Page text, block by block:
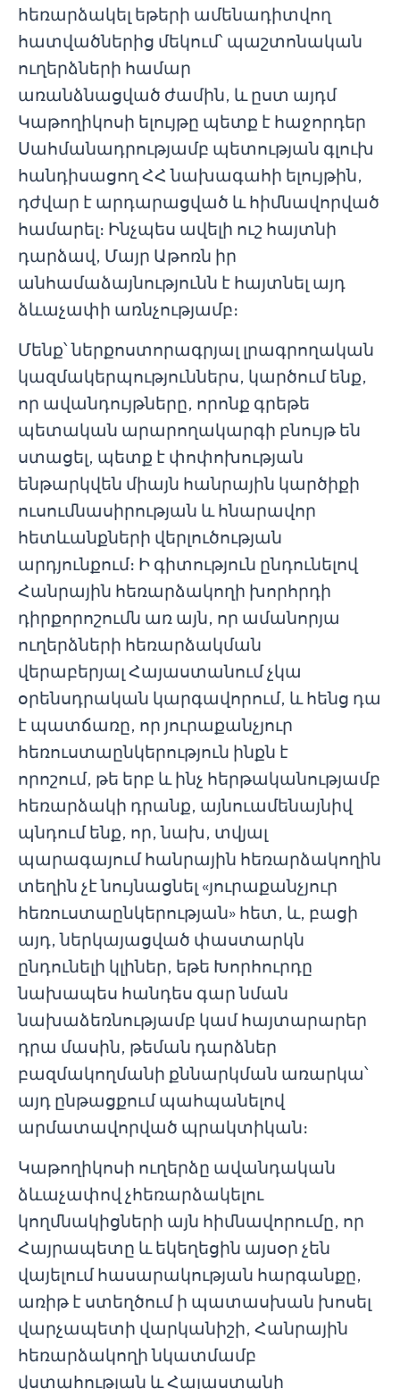
հեռարձակել եթերի ամենադիտվող
հատվածներից մեկում՝ պաշտոնական
ուղերձների համար
առանձնացված ժամին, և ըստ այդմ
Կաթողիկոսի ելույթը պետք է հաջորդեր
Սահմանադրությամբ պետության գլուխ
հանդիսացող ՀՀ նախագահի ելույթին,
դժվար է արդարացված և հիմնավորված
համարել։ Ինչպես ավելի ուշ հայտնի
դարձավ, Մայր Աթոռն իր
անհամաձայնությունն է հայտնել այդ
ձևաչափի առնչությամբ։
Մենք՝ ներքոստորագրյալ լրագրողական
կազմակերպություններս, կարծում ենք,
որ ավանդույթները, որոնք գրեթե
պետական արարողակարգի բնույթ են
ստացել, պետք է փոփոխության
ենթարկվեն միայն հանրային կարծիքի
ուսումնասիրության և հնարավոր
հետևանքների վերլուծության
արդյունքում։ Ի գիտություն ընդունելով
Հանրային հեռարձակողի խորհրդի
դիրքորոշումն առ այն, որ ամանորյա
ուղերձների հեռարձակման
վերաբերյալ Հայաստանում չկա
օրենսդրական կարգավորում, և հենց դա
է պատճառը, որ յուրաքանչյուր
հեռուստաընկերություն ինքն է
որոշում, թե երբ և ինչ հերթականությամբ
հեռարձակի դրանք, այնուամենայնիվ
պնդում ենք, որ, նախ, տվյալ
պարագայում հանրային հեռարձակողին
տեղին չէ նույնացնել «յուրաքանչյուր
հեռուստաընկերության» հետ, և, բացի
այդ, ներկայացված փաստարկն
ընդունելի կլիներ, եթե Խորհուրդը
նախապես հանդես գար նման
նախաձեռնությամբ կամ հայտարարեր
դրա մասին, թեման դարձներ
բազմակողմանի քննարկման առարկա՝
այդ ընթացքում պահպանելով
արմատավորված պրակտիկան։
Կաթողիկոսի ուղերձը ավանդական
ձևաչափով չհեռարձակելու
կողմնակիցների այն հիմնավորումը, որ
Հայրապետը և եկեղեցին այսօր չեն
վայելում հասարակության հարգանքը,
առիթ է ստեղծում ի պատասխան խոսել
վարչապետի վարկանիշի, Հանրային
հեռարձակողի նկատմամբ
վստահության և Հայաստանի